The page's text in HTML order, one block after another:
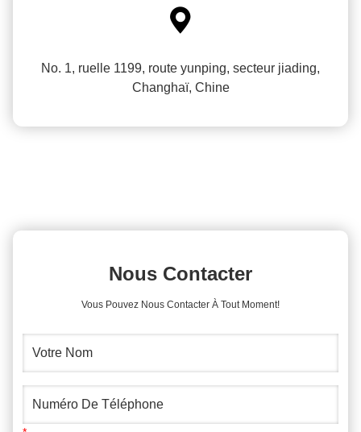

No. 1, ruelle 1199, route yunping, secteur jiading,
Changhaï, Chine
Nous Contacter
Vous Pouvez Nous Contacter À Tout Moment!